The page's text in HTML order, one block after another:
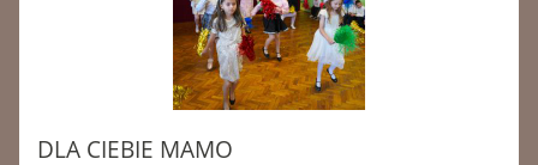
DLA CIEBIE MAMO